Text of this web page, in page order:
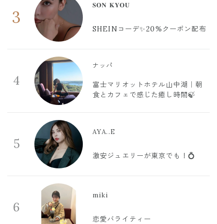
3
𝐒𝐎𝐍 𝐊𝐘𝐎𝐔
SHEINコーデ✨20%クーポン配布
4
ナッパ
富士マリオットホテル山中湖｜朝
食とカフェで感じた癒し時間🍃
5
AYA..E
激安ジュエリーが東京でも！💍
6
miki
恋愛バライティー